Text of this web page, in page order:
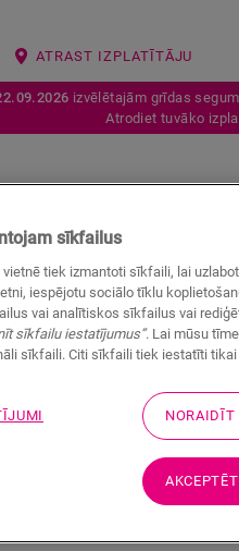
ATRAST IZPLATĪTĀJU
izvēlētajām grīdas
Atrodiet tuvāko
ir līdzens dizains, un
sīkfailus
tiek izmantoti sīkfaili, lai
iespējotu sociālo tīklu
vai analītiskos sīkfailus vai
sīkfailu iestatījumus”. Lai mūsu
sīkfaili. Citi sīkfaili tiek iestatīti tikai
NORAIDĪT